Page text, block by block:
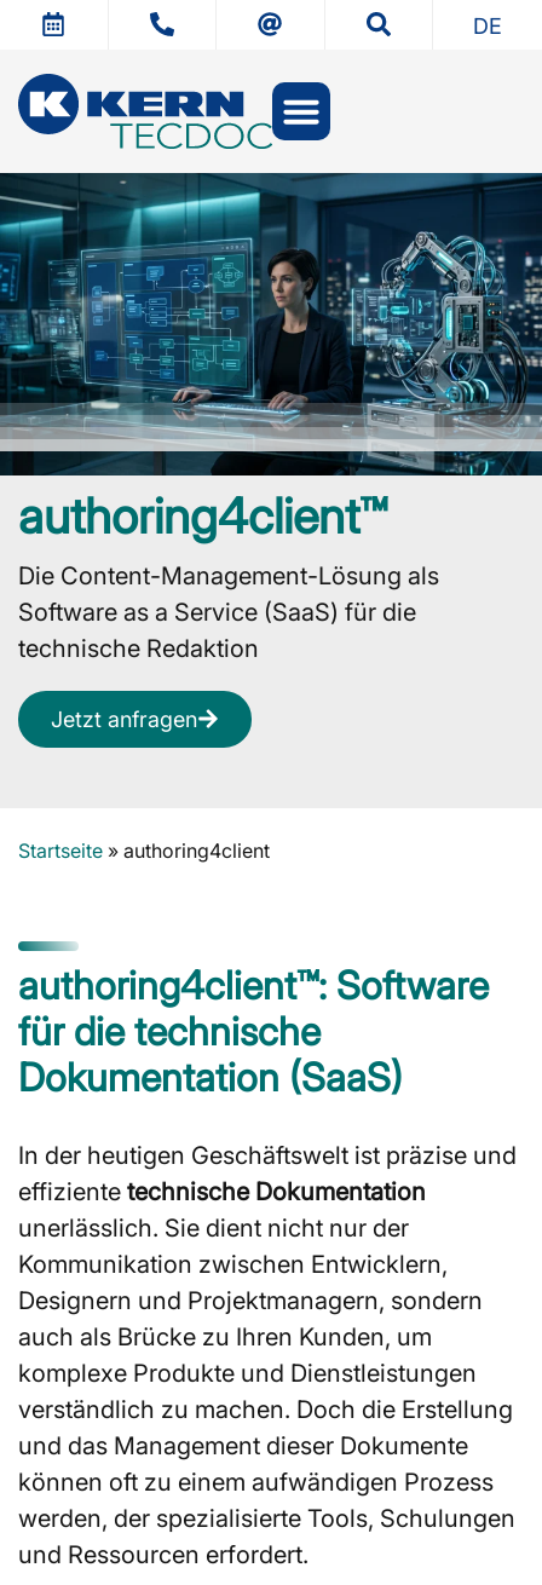
DE
authoring4client™
Die Content-Management-Lösung als
Software as a Service (SaaS) für die
technische Redaktion
Jetzt anfragen
Startseite » authoring4client
authoring4client™: Software
für die technische
Dokumentation (SaaS)
In der heutigen Geschäftswelt ist präzise und
effiziente technische Dokumentation
unerlässlich. Sie dient nicht nur der
Kommunikation zwischen Entwicklern,
Designern und Projektmanagern, sondern
auch als Brücke zu Ihren Kunden, um
komplexe Produkte und Dienstleistungen
verständlich zu machen. Doch die Erstellung
und das Management dieser Dokumente
können oft zu einem aufwändigen Prozess
werden, der spezialisierte Tools, Schulungen
und Ressourcen erfordert.